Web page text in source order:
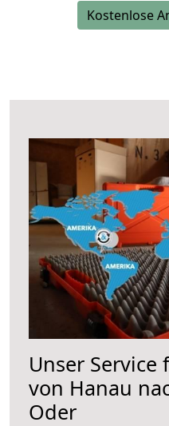
Kostenlose
Unser
von Hanau
Oder